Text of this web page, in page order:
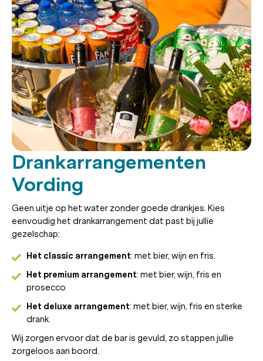
Drankarrangementen
Vording
Geen uitje op het water zonder goede drankjes. Kies
eenvoudig het drankarrangement dat past bij jullie
gezelschap:
Het classic arrangement: met bier, wijn en fris.
Het premium arrangement: met bier, wijn, fris en
prosecco
Het deluxe arrangement: met bier, wijn, fris en sterke
drank.
Wij zorgen ervoor dat de bar is gevuld, zo stappen jullie
zorgeloos aan boord.